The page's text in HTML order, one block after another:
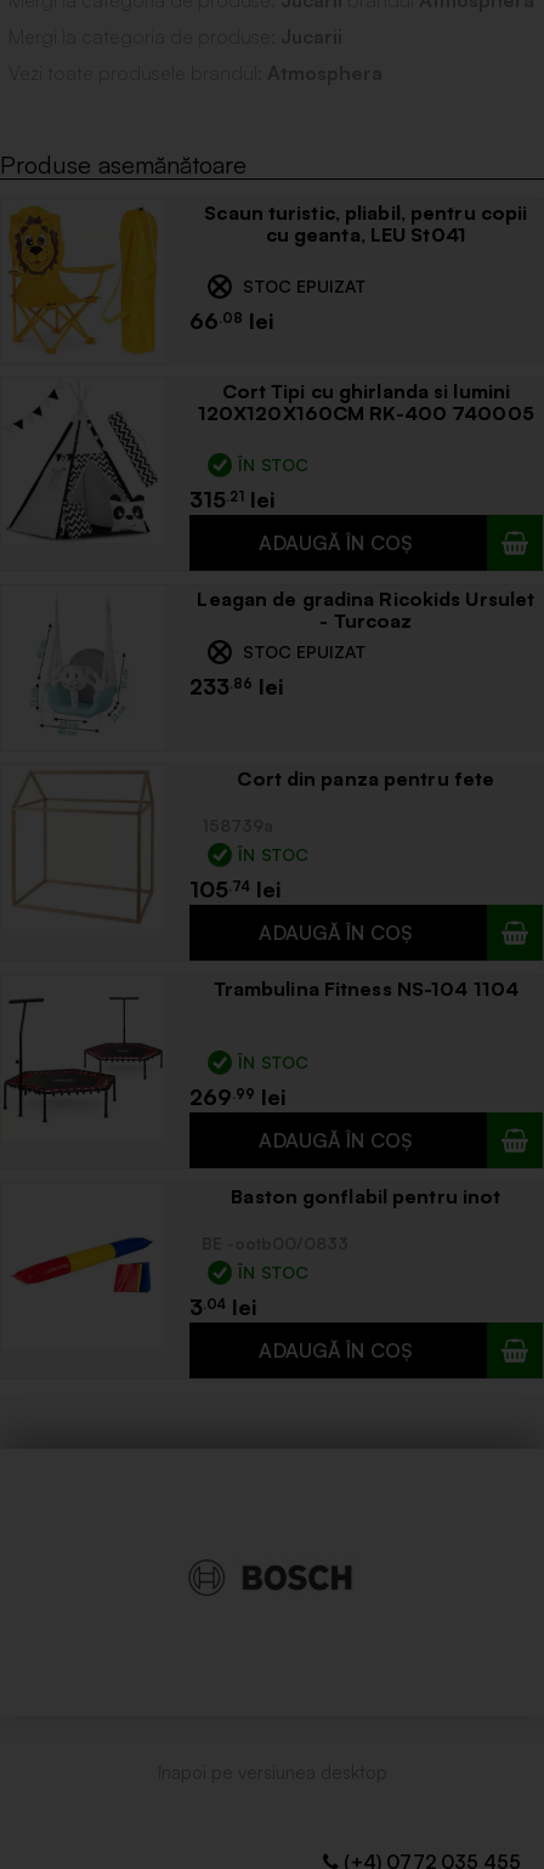
Produse asemănătoare
Scaun turistic, pliabil, pentru copii
cu geanta, LEU St041
STOC EPUIZAT
66.08
Cort Tipi cu ghirlanda si lumini
120X120X160CM RK-400 740005
ÎN STOC
315.21
Leagan de gradina Ricokids Ursulet
- Turcoaz
STOC EPUIZAT
233.86
Cort din panza pentru fete
ÎN STOC
105 .74
Trambulina Fitness NS-104 1104
ÎN STOC
269 .99
Baston gonflabil pentru inot
ÎN STOC
3 .04
(+4) 0772 035 455